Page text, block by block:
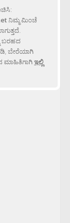
ನಿಮ್ಮ ಮಿಂಚೆ
ಬರಹದ
ಬೇರೆಯಾಗಿ
ಮಾಹಿತಿಗಾಗಿಇಲ್ಲಿ